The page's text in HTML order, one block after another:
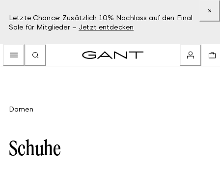
Letzte Chance: Zusätzlich 10% Nachlass auf den Final
Sale für Mitglieder – Jetzt entdecken
Damen
Schuhe